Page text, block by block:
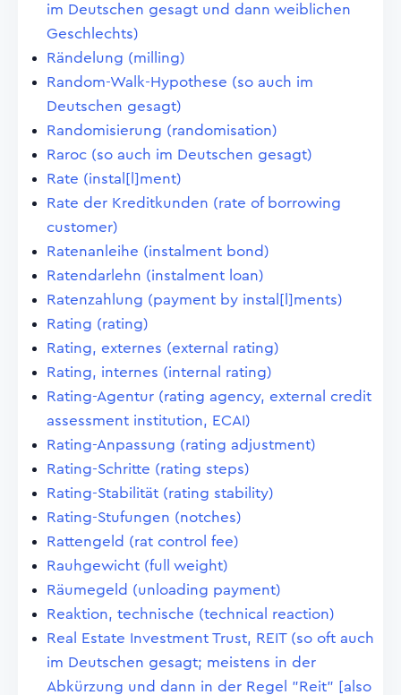
im Deutschen gesagt und dann weiblichen
Geschlechts)
Rändelung (milling)
Random-Walk-Hypothese (so auch im
Deutschen gesagt)
Randomisierung (randomisation)
Raroc (so auch im Deutschen gesagt)
Rate (instal[l]ment)
Rate der Kreditkunden (rate of borrowing
customer)
Ratenanleihe (instalment bond)
Ratendarlehn (instalment loan)
Ratenzahlung (payment by instal[l]ments)
Rating (rating)
Rating, externes (external rating)
Rating, internes (internal rating)
Rating-Agentur (rating agency, external credit
assessment institution, ECAI)
Rating-Anpassung (rating adjustment)
Rating-Schritte (rating steps)
Rating-Stabilität (rating stability)
Rating-Stufungen (notches)
Rattengeld (rat control fee)
Rauhgewicht (full weight)
Räumegeld (unloading payment)
Reaktion, technische (technical reaction)
Real Estate Investment Trust, REIT (so oft auch
im Deutschen gesagt; meistens in der
Abkürzung und dann in der Regel "Reit" [also